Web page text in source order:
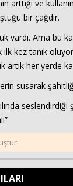
ve
bir çağdır.
vardı. Ama bu
ilk kez tanık
her yerde
seslendirdiği